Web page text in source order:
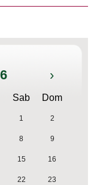
›
Sab Dom
1 2
8 9
15 16
22 23